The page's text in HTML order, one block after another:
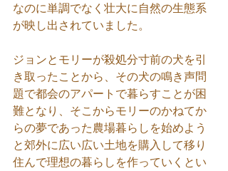
なのに単調でなく壮大に自然の生態系
が映し出されていました。
ジョンとモリーが殺処分寸前の犬を引
き取ったことから、その犬の鳴き声問
題で都会のアパートで暮らすことが困
難となり、そこからモリーのかねてか
らの夢であった農場暮らしを始めよう
と郊外に広い広い土地を購入して移り
住んで理想の暮らしを作っていくとい